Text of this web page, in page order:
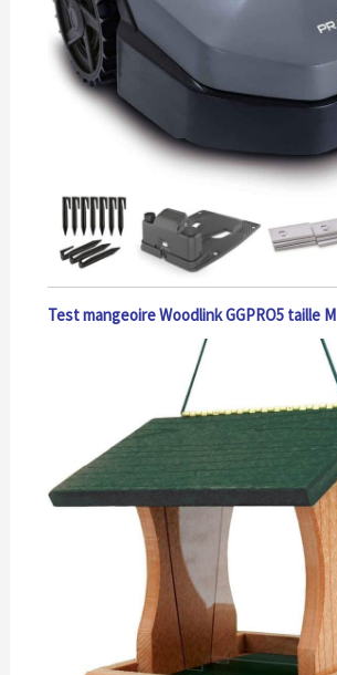
Test mangeoire Woodlink GGPRO5 taille M